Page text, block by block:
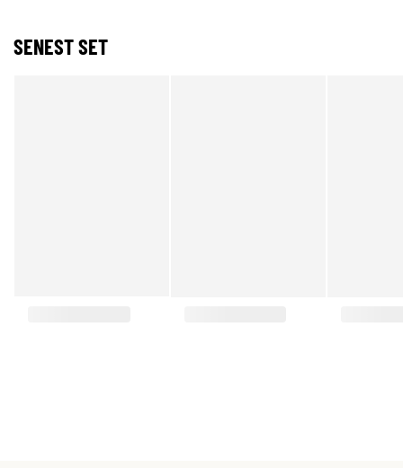
SENEST SET